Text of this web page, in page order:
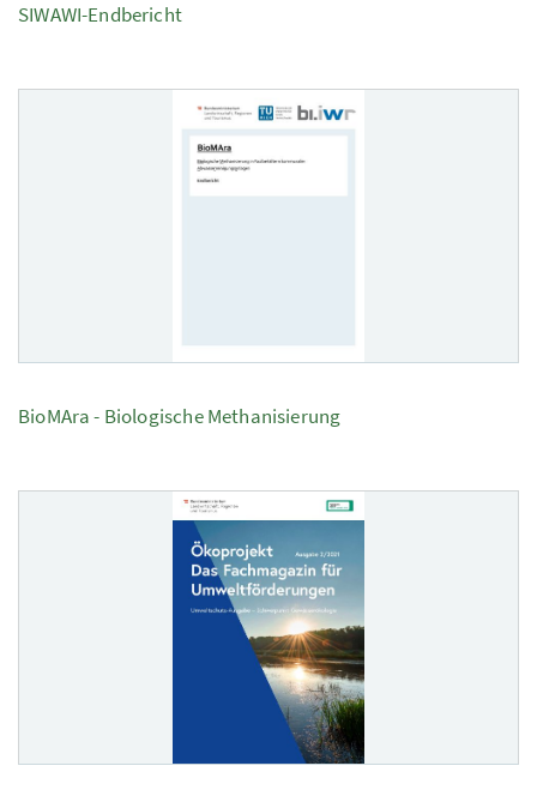
SIWAWI-Endbericht
BioMAra - Biologische Methanisierung